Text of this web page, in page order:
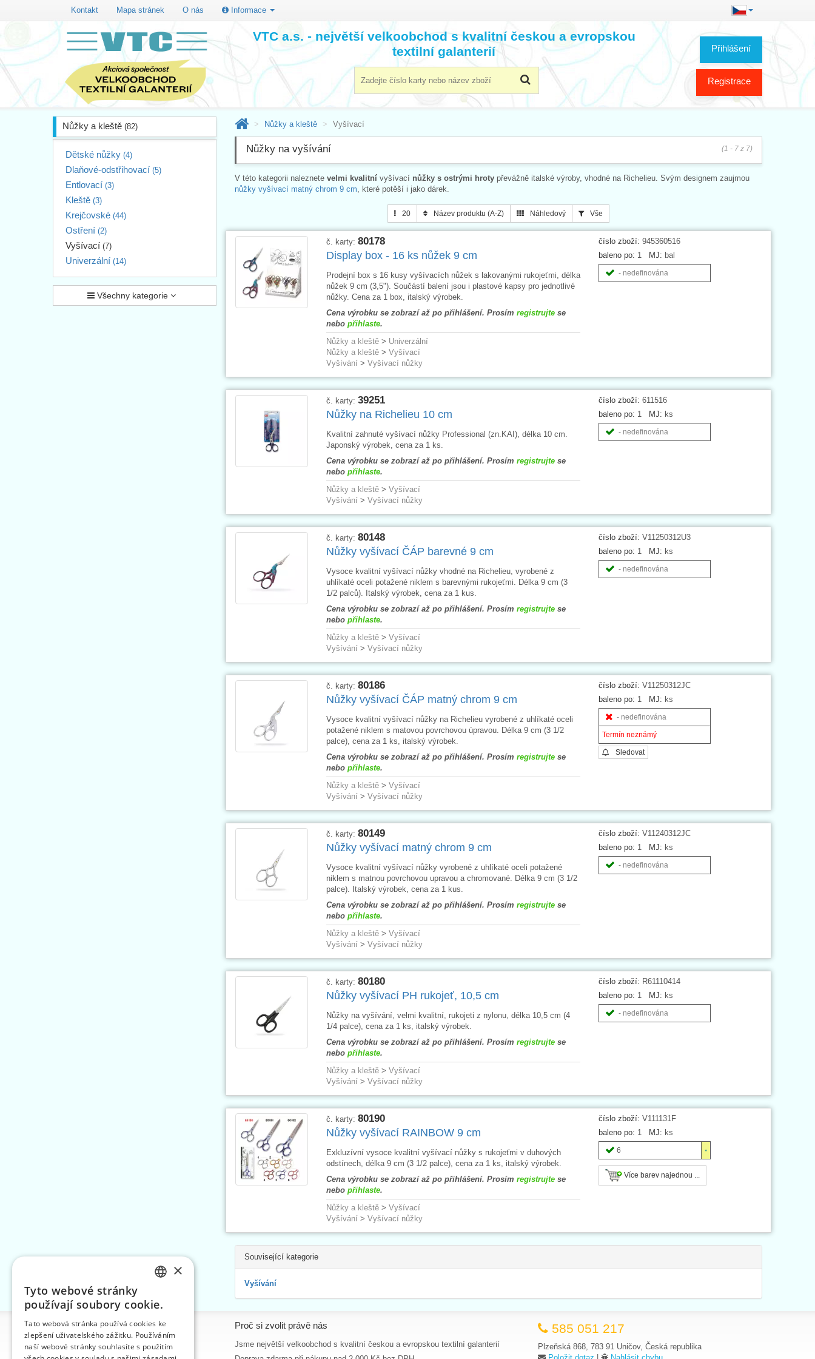
Kontakt Mapa stránek O nás Informace
Přihlášení
Registrace
VTC a.s. - největší velkoobchod s kvalitní českou a evropskou
textilní galanterií
Nůžky a kleště (82)
Dětské nůžky (4)
Dlaňové-odstřihovací (5)
Entlovací (3)
Kleště (3)
Krejčovské (44)
Ostření (2)
Vyšívací (7)
Univerzální (14)
Všechny kategorie
Nůžky a kleště Vyšívací
Nůžky na vyšívání (1 - 7 z 7)
V této kategorii naleznete velmi kvalitní vyšívací nůžky s ostrými hroty převážně italské výroby, vhodné na Richelieu. Svým designem zaujmou
nůžky vyšívací matný chrom 9 cm , které potěší i jako dárek.
20 Název produktu (A-Z) Náhledový Vše
číslo zboží: 945360516
baleno po: 1 MJ: bal
- nedefinována
č. karty: 80178
Display box - 16 ks nůžek 9 cm
Prodejní box s 16 kusy vyšívacích nůžek s lakovanými rukojeťmi, délka
nůžek 9 cm (3,5"). Součástí balení jsou i plastové kapsy pro jednotlivé
nůžky. Cena za 1 box, italský výrobek.
Cena výrobku se zobrazí až po přihlášení. Prosím registrujtese
nebo přihlaste.
Nůžky a kleště> Univerzální
Nůžky a kleště> Vyšívací
Vyšívání> Vyšívací nůžky
číslo zboží: 611516
baleno po: 1 MJ: ks
- nedefinována
č. karty: 39251
Nůžky na Richelieu 10 cm
Kvalitní zahnuté vyšívací nůžky Professional (zn.KAI), délka 10 cm.
Japonský výrobek, cena za 1 ks.
Cena výrobku se zobrazí až po přihlášení. Prosím registrujtese
nebo přihlaste.
Nůžky a kleště> Vyšívací
Vyšívání> Vyšívací nůžky
číslo zboží: V11250312U3
baleno po: 1 MJ: ks
- nedefinována
č. karty: 80148
Nůžky vyšívací ČÁP barevné 9 cm
Vysoce kvalitní vyšívací nůžky vhodné na Richelieu, vyrobené z
uhlíkaté oceli potažené niklem s barevnými rukojeťmi. Délka 9 cm (3
1/2 palců). Italský výrobek, cena za 1 kus.
Cena výrobku se zobrazí až po přihlášení. Prosím registrujtese
nebo přihlaste.
Nůžky a kleště> Vyšívací
Vyšívání> Vyšívací nůžky
číslo zboží: V11250312JC
baleno po: 1 MJ: ks
- nedefinována
Termín neznámý
Sledovat
č. karty: 80186
Nůžky vyšívací ČÁP matný chrom 9 cm
Vysoce kvalitní vyšívací nůžky na Richelieu vyrobené z uhlíkaté oceli
potažené niklem s matovou povrchovou úpravou. Délka 9 cm (3 1/2
palce), cena za 1 ks, italský výrobek.
Cena výrobku se zobrazí až po přihlášení. Prosím registrujtese
nebo přihlaste.
Nůžky a kleště> Vyšívací
Vyšívání> Vyšívací nůžky
číslo zboží: V11240312JC
baleno po: 1 MJ: ks
- nedefinována
č. karty: 80149
Nůžky vyšívací matný chrom 9 cm
Vysoce kvalitní vyšívací nůžky vyrobené z uhlíkaté oceli potažené
niklem s matnou povrchovou upravou a chromované. Délka 9 cm (3 1/2
palce). Italský výrobek, cena za 1 kus.
Cena výrobku se zobrazí až po přihlášení. Prosím registrujtese
nebo přihlaste.
Nůžky a kleště> Vyšívací
Vyšívání> Vyšívací nůžky
číslo zboží: R61110414
baleno po: 1 MJ: ks
- nedefinována
č. karty: 80180
Nůžky vyšívací PH rukojeť, 10,5 cm
Nůžky na vyšívání, velmi kvalitní, rukojeti z nylonu, délka 10,5 cm (4
1/4 palce), cena za 1 ks, italský výrobek.
Cena výrobku se zobrazí až po přihlášení. Prosím registrujtese
nebo přihlaste.
Nůžky a kleště> Vyšívací
Vyšívání> Vyšívací nůžky
číslo zboží: V111131F
baleno po: 1 MJ: ks
6
Více barev najednou ...
č. karty: 80190
Nůžky vyšívací RAINBOW 9 cm
Exkluzívní vysoce kvalitní vyšívací nůžky s rukojeťmi v duhových
odstínech, délka 9 cm (3 1/2 palce), cena za 1 ks, italský výrobek.
Cena výrobku se zobrazí až po přihlášení. Prosím registrujtese
nebo přihlaste.
Nůžky a kleště> Vyšívací
Vyšívání> Vyšívací nůžky
Související kategorie
Vyšívání
Informace
Úvodní strana
Proč si zvolit právě nás
Jsme největší velkoobchod s kvalitní českou a evropskou textilní galanterií
585 051 217
Plzeňská 868, 783 91 Uničov, Česká republika
Položit dotaz | Nahlásit chybu
ENGLISH
GERMAN
×
Tyto webové stránky
používají soubory cookie.
Tato webová stránka používá cookies ke
zlepšení uživatelského zážitku. Používáním
naší webové stránky souhlasíte s použitím